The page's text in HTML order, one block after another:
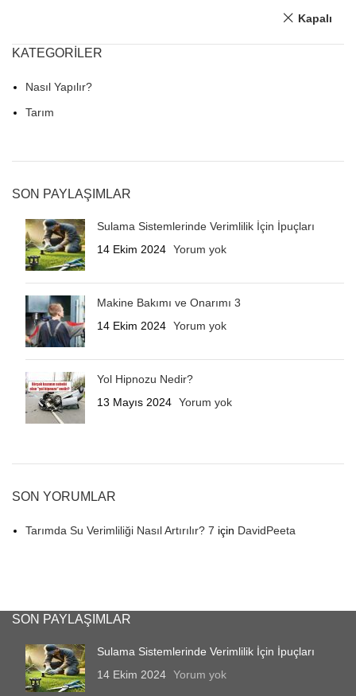
Kapalı
KATEGORILER
Nasıl Yapılır?
Tarım
SON PAYLAŞIMLAR
Sulama Sistemlerinde Verimlilik İçin İpuçları
14 Ekim 2024 Yorum yok
Makine Bakımı ve Onarımı 3
14 Ekim 2024 Yorum yok
Yol Hipnozu Nedir?
13 Mayıs 2024 Yorum yok
SON YORUMLAR
Tarımda Su Verimliliği Nasıl Artırılır? 7 için DavidPeeta
SON PAYLAŞIMLAR
Sulama Sistemlerinde Verimlilik İçin İpuçları
14 Ekim 2024 Yorum yok